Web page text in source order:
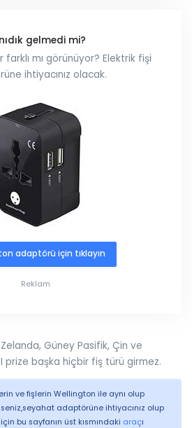
gelmedi mi?
farklı mı görünüyor? Elektrik fişi
ihtiyacınız olacak.
adaptörü için tıklayın
Reklam
Güney Pasifik, Çin ve
I prize başka hiçbir fiş türü girmez.
ve fişlerin Wellington ile aynı olup
adaptörüne ihtiyacınız olup
bu sayfanın üst kısmındaki araçı